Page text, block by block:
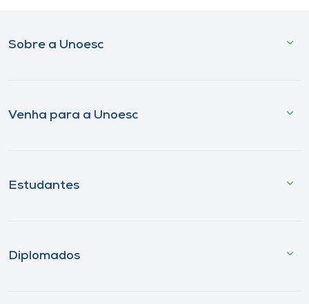
Sobre a Unoesc
Venha para a Unoesc
Estudantes
Diplomados